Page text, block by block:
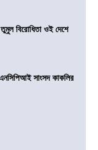
বিরোধিতা ওই দেশে
সাংসদ কাকলির